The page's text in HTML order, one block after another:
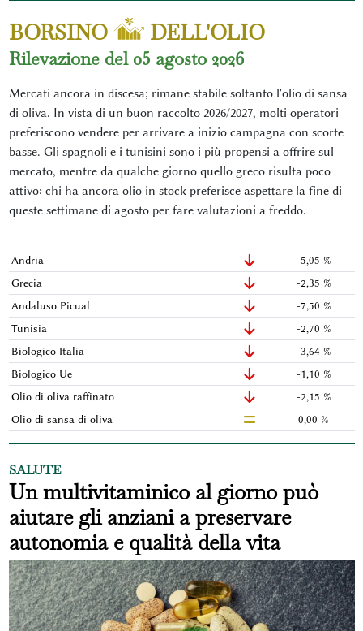
BORSINO DELL'OLIO
Rilevazione del 05 agosto 2026
Mercati ancora in discesa; rimane stabile soltanto l'olio di sansa
di oliva. In vista di un buon raccolto 2026/2027, molti operatori
preferiscono vendere per arrivare a inizio campagna con scorte
basse. Gli spagnoli e i tunisini sono i più propensi a offrire sul
mercato, mentre da qualche giorno quello greco risulta poco
attivo: chi ha ancora olio in stock preferisce aspettare la fine di
queste settimane di agosto per fare valutazioni a freddo.
Andria
-5,05 %
Grecia
-2,35 %
Andaluso Picual
-7,50 %
Tunisia
-2,70 %
Biologico Italia
-3,64 %
Biologico Ue
-1,10 %
Olio di oliva raffinato
-2,15 %
Olio di sansa di oliva
0,00 %
SALUTE
Un multivitaminico al giorno può
aiutare gli anziani a preservare
autonomia e qualità della vita